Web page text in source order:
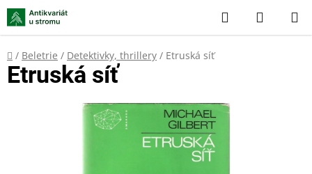
Přejít
na
obsah
Hledat
KOŠÍK
Domů
/ Beletrie / Detektivky, thrillery / Etruská síť
Etruská síť